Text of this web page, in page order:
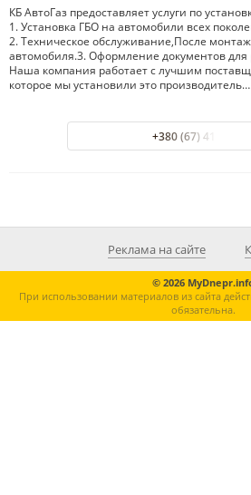
КБ АвтоГаз предоставляет услуги по
1. Установка ГБО на автомобили всех
2. Техническое обслуживание,После
автомобиля.3. Оформление документов для
Наша компания работает с лучшим
которое мы установили это производитель…
+380 (67) 413-33-12
Реклама на сайте
© 2026
При использовании материалов из сайта
обязательна.